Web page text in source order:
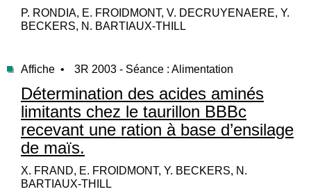
P. RONDIA, E. FROIDMONT, V. DECRUYENAERE, Y.
BECKERS, N. BARTIAUX-THILL
Affiche • 3R 2003 - Séance : Alimentation
Détermination des acides aminés
limitants chez le taurillon BBBc
recevant une ration à base d’ensilage
de maïs.
X. FRAND, E. FROIDMONT, Y. BECKERS, N.
BARTIAUX-THILL